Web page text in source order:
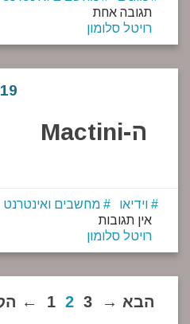
תגובה אחת
רויטל סלומון
ה-Mactini
19 בדצמבר 2008
וידיאו מחשבים ואינטרנט
אין תגובות
רויטל סלומון
הקודם ← 1 2 3 → הבא